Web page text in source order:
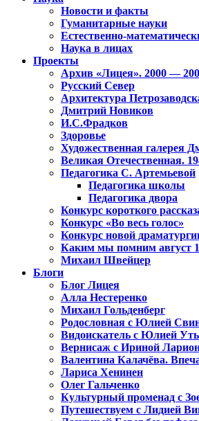
Новости и факты
Гуманитарные науки
Естественно-
Наука в лицах
Проекты
Архив «Лицея». 2000 —
Русский Север
Архитектура
Дмитрий Новиков
И.С.Фрадков
Здоровье
Художественная галерея
Великая Отечественная.
Педагогика С. Артемьевой
Педагогика школы
Педагогика двора
Конкурс короткого
Конкурс «Во весь голос»
Конкурс новой
Каким мы помним август
Михаил Швейцер
Блоги
Блог Лицея
Алла Нестеренко
Михаил Гольденберг
Родословная с Юлией
Видоискатель с Юлией
Вернисаж с Ириной
Валентина Калачёва.
Лариса Хенинен
Олег Гальченко
Культурный променад с
Путешествуем с Лидией